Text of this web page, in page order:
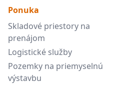
Ponuka
Skladové priestory na
prenájom
Logistické služby
Pozemky na priemyselnú
výstavbu